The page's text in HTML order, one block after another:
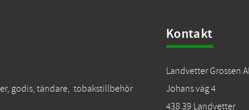
godis, tändare, tobakstillbehör
Kontakt
Landvetter Grossen
Johans väg 4
438 39 Landvetter